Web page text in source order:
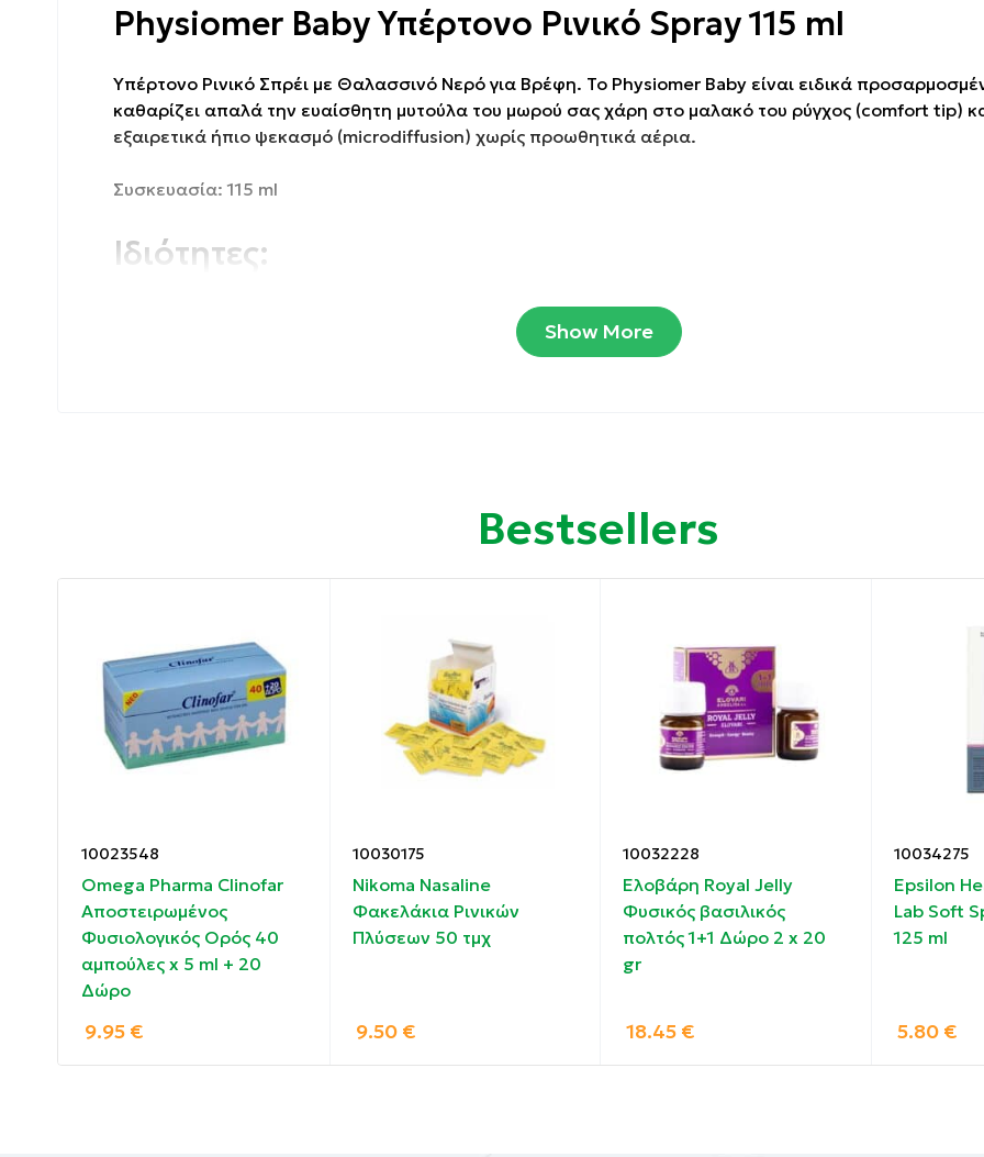
Physiomer Baby Υπέρτονο Ρινικό Spray 115 ml
Υπέρτονο Ρινικό Σπρέι με Θαλασσινό Νερό για Βρέφη. To Physiomer Baby είναι ειδικά
καθαρίζει απαλά την ευαίσθητη μυτούλα του μωρού σας χάρη στο μαλακό του ρύγχος (comfort tip)
εξαιρετικά ήπιο ψεκασμό (microdiffusion) χωρίς προωθητικά αέρια.
Συσκευασία: 115 ml
Ιδιότητες:
Βοηθάει αποτελεσματικά στον καθαρισμό των ρινικών διόδων.
Για ρινική συμφόρηση που οφείλεται σε κρυολόγημα, ρινίτιδα και ρινοφαρυγγίτιδα: 2 έως 3 φορές
Προφυλάξεις: Να φυλάσσεται σε θέση, την οποία δεν βλέπουν και δεν προσεγγίζουν τα παιδιά.
Συστατικά:
Αδιάλυτο υπέρτονο θαλασσινό νερό (με συγκέντρωση ισοδύναμη με 22 g/l χλωριούχου νατρίου
Show More
Bestsellers
10023548
Omega Pharma Clinofar
Αποστειρωμένος
Φυσιολογικός Ορός 40
αμπούλες x 5 ml + 20
Δώρο
9.95 €
10030175
Nikoma Nasaline
Φακελάκια Ρινικών
Πλύσεων 50 τμχ
9.50 €
10032228
Ελοβάρη Royal Jelly
Φυσικός βασιλικός
πολτός 1+1 Δώρο 2 x 20
gr
18.45 €
10034275
Epsilon
Lab Soft
125 ml
5.80 €